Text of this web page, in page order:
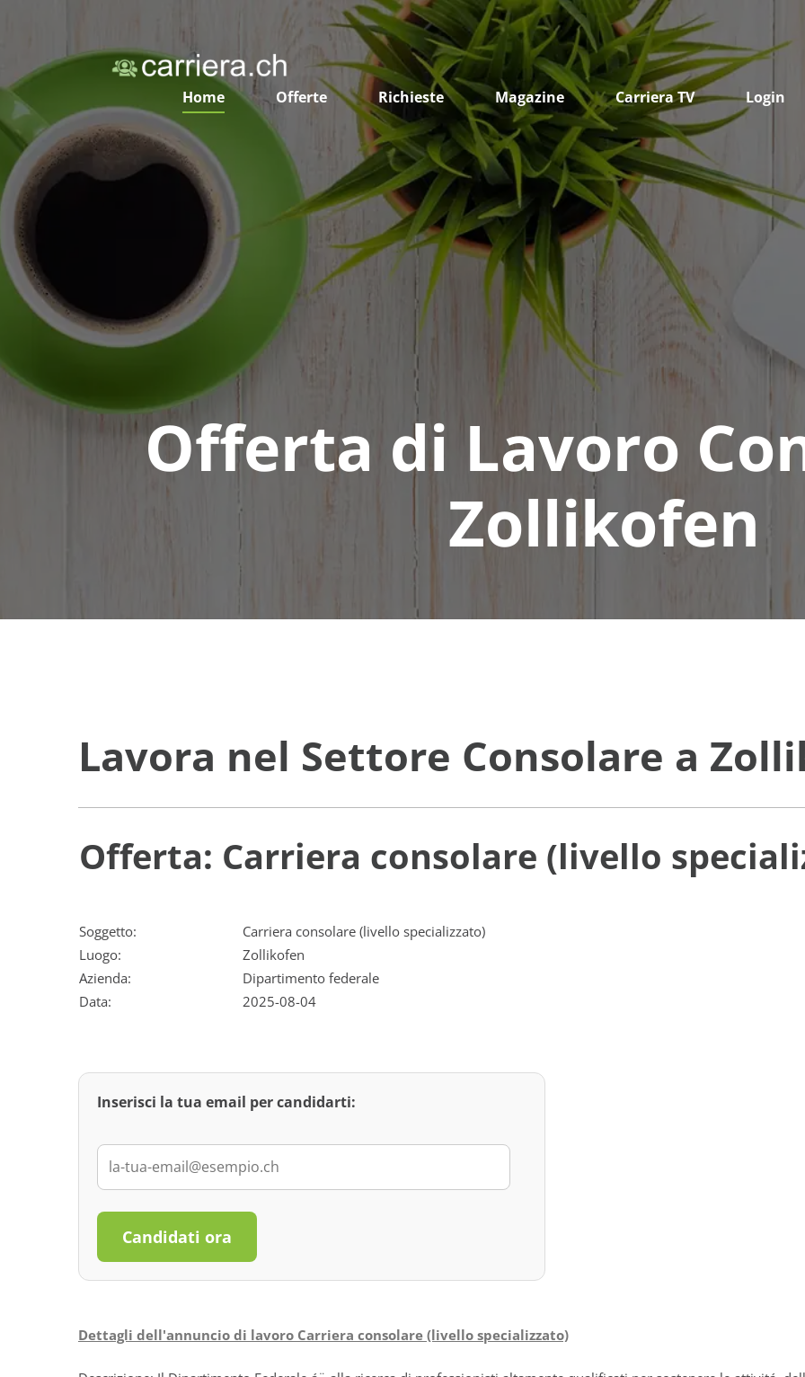
Home Offerte Richieste Magazine Carriera TV Login
Offerta di Lavoro
Zollikofen
Lavora nel Settore Consolare a
Offerta: Carriera consolare (livello
Soggetto:
Carriera consolare (livello specializzato)
Luogo:
Zollikofen
Azienda:
Dipartimento federale
Data:
2025-08-04
Inserisci la tua email per candidarti:
Candidati ora
Dettagli dell'annuncio di lavoro Carriera consolare (livello specializzato)